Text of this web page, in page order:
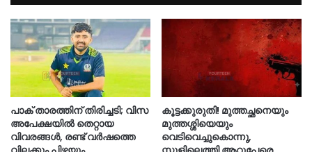
പാക് താരത്തിന് തിരിച്ചടി; വിസ
അപേക്ഷയിൽ തെറ്റായ
വിവരങ്ങൾ, രണ്ട് വർഷത്തെ
കൂട്ടക്കുരുതി! മുത്തച്ഛനെയും
മുത്തശ്ശിയെയും
വെടിവെച്ചുകൊന്നു,